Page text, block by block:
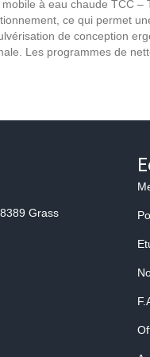
à eau chaude TCC
ce qui permet
de conception
Les programmes de
Grass